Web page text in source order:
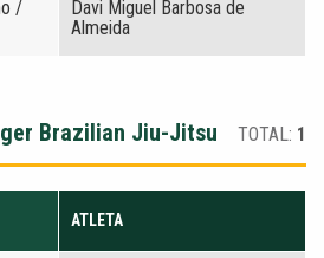
/
Davi Miguel Barbosa de
Almeida
Brazilian Jiu-Jitsu TOTAL: 1
ATLETA